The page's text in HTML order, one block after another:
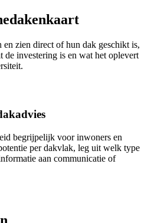
zien direct of hun dak geschikt is,
de investering is en wat het oplevert
begrijpelijk voor inwoners en
per dakvlak, leg uit welk type
aan communicatie of